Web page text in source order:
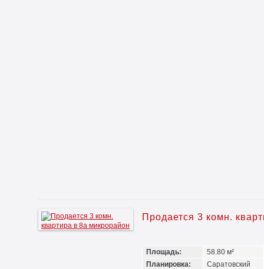
Продается 3 комн.
Площадь:
58.80 м²
Планировка:
Саратовский